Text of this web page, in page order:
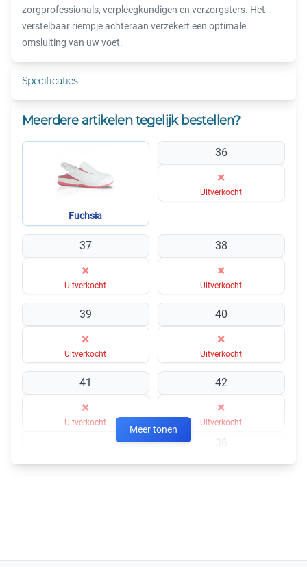
zorgprofessionals, verpleegkundigen en verzorgsters. Het
verstelbaar riempje achteraan verzekert een optimale
omsluiting van uw voet.
Specificaties
Meerdere artikelen tegelijk bestellen?
Fuchsia
36
×
Uitverkocht
37
×
Uitverkocht
38
×
Uitverkocht
39
×
Uitverkocht
40
×
Uitverkocht
41
×
Uitverkocht
42
×
Uitverkocht
36
×
× ×
Meer tonen